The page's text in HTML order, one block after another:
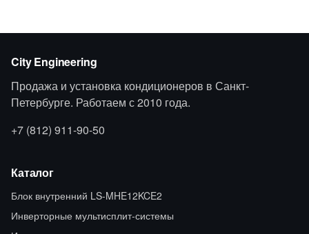
City Engineering
Продажа и установка кондиционеров в Санкт-
Петербурге. Работаем с 2010 года.
+7 (812) 911-90-50
Каталог
Блок внутренний LS-MHE12KCE2
Инверторные мультисплит-системы